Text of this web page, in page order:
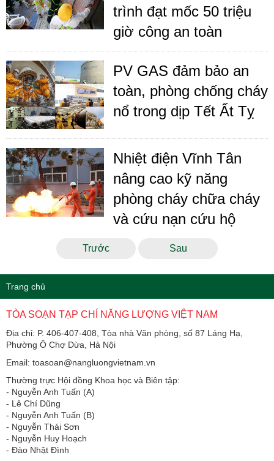
trình đạt mốc 50 triệu
giờ công an toàn
PV GAS đảm bảo an
toàn, phòng chống cháy
nổ trong dịp Tết Ất Tỵ
Nhiệt điện Vĩnh Tân
nâng cao kỹ năng
phòng cháy chữa cháy
và cứu nạn cứu hộ
Trước Sau
Trang chủ
TÒA SOẠN TẠP CHÍ NĂNG LƯỢNG VIỆT NAM
Địa chỉ: P. 406-407-408, Tòa nhà Văn phòng, số 87 Láng Hạ,
Phường Ô Chợ Dừa, Hà Nội
Email: toasoan@nangluongvietnam.vn
Thường trực Hội đồng Khoa học và Biên tập:
​​​​​​- Nguyễn Anh Tuấn (A)
- Lê Chí Dũng
- Nguyễn Anh Tuấn (B)
- Nguyễn Thái Sơn
- Nguyễn Huy Hoạch
- Đào Nhật Đình